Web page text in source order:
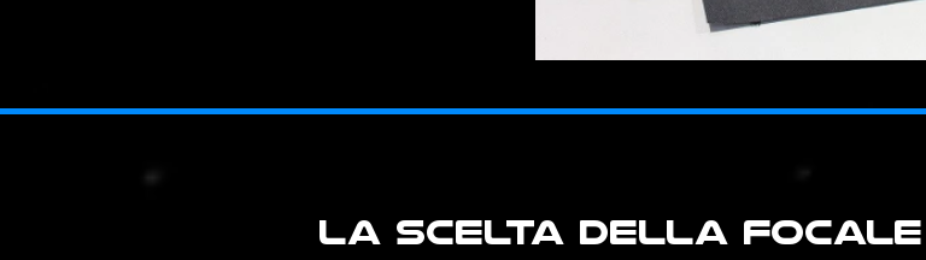
LA SCELTA DELLA